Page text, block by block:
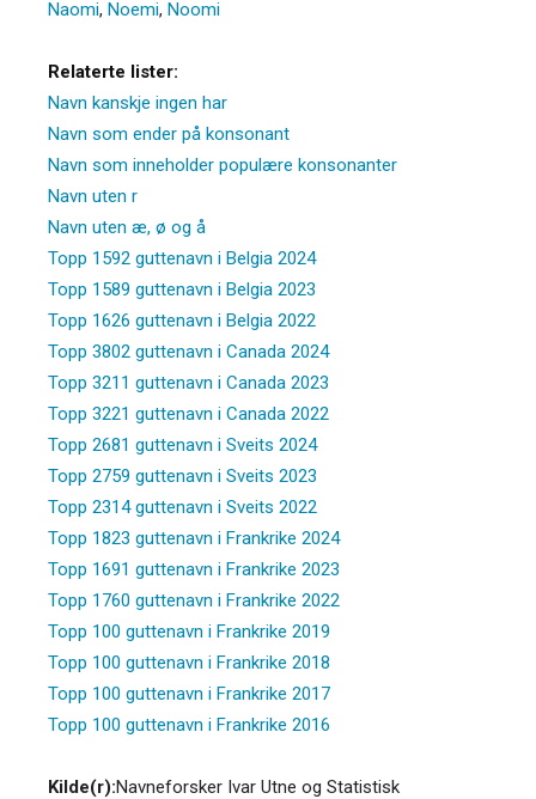
Naomi, Noemi, Noomi
Relaterte lister:
Navn kanskje ingen har
Navn som ender på konsonant
Navn som inneholder populære konsonanter
Navn uten r
Navn uten æ, ø og å
Topp 1592 guttenavn i Belgia 2024
Topp 1589 guttenavn i Belgia 2023
Topp 1626 guttenavn i Belgia 2022
Topp 3802 guttenavn i Canada 2024
Topp 3211 guttenavn i Canada 2023
Topp 3221 guttenavn i Canada 2022
Topp 2681 guttenavn i Sveits 2024
Topp 2759 guttenavn i Sveits 2023
Topp 2314 guttenavn i Sveits 2022
Topp 1823 guttenavn i Frankrike 2024
Topp 1691 guttenavn i Frankrike 2023
Topp 1760 guttenavn i Frankrike 2022
Topp 100 guttenavn i Frankrike 2019
Topp 100 guttenavn i Frankrike 2018
Topp 100 guttenavn i Frankrike 2017
Topp 100 guttenavn i Frankrike 2016
Kilde(r):Navneforsker Ivar Utne og Statistisk